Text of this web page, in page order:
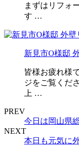
まずはリフォ
す …
新見市O様邸
皆様お疲れ様
ジをご覧くだ
上 …
PREV
今日は岡山県
NEXT
本日も元気に